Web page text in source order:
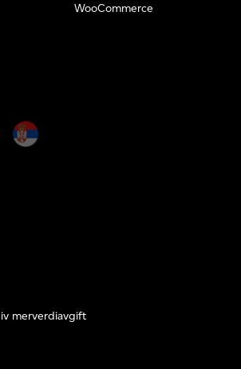
WooCommerce
merverdiavgift